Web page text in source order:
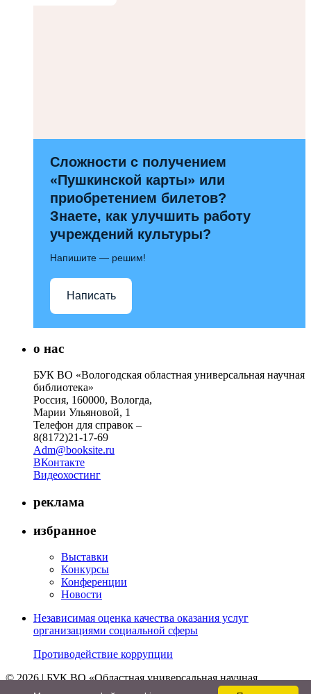
Сложности с получением
«Пушкинской карты» или
приобретением билетов?
Знаете, как улучшить работу
учреждений культуры?
Напишите — решим!
Написать
о нас
БУК ВО «Вологодская областная универсальная научная
библиотека»
Россия, 160000, Вологда,
Марии Ульяновой, 1
Телефон для справок –
8(8172)21-17-69
Adm@booksite.ru
ВКонтакте
Видеохостинг
реклама
избранное
Выставки
Конкурсы
Конференции
Новости
Независимая оценка качества оказания услуг
организациями социальной сферы
Противодействие коррупции
© 2026 | БУК ВО «Областная универсальная научная
библиотека»